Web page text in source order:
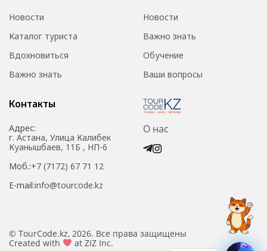
Новости
Каталог туриста
Вдохновиться
Важно знать
Новости
Важно знать
Обучение
Ваши вопросы
Контакты
Адрес:
г. Астана, Улица Калибек
Куанышбаев, 11Б , НП-6
Моб.:+7 (7172) 67 71 12
E-mail:info@tourcode.kz
О нас
© TourCode.kz, 2026. Все права защищены
Created with
at ZIZ Inc.